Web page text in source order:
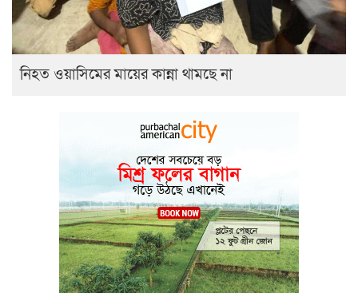
নিহত ওয়াসিমের মায়ের কান্না থামছে না